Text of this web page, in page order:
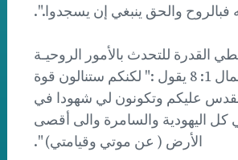
والحق ينبغي إن يسجدوا.".
القدرة للتحدث بالأمور الروحيـة
وبقوة . ففي أعمال 1: 8 يقول :" لكنكم ستنالون قوة
عليكم وتكونون لي شهودا في
كل اليهودية والسامرة والى أقصى
الأرض ( عن موتي وقيامتي) ".